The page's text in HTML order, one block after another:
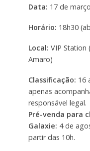
Data: 17 de
Horário: 18h30
Local: VIP Station
Amaro)
Classificação: 16
apenas
responsável legal.
Pré-venda para
Galaxie: 4 de
partir das 10h.